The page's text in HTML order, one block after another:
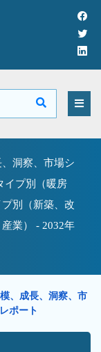
洞察、市場シ
イプ別（暖房
別（新築、改
業） - 2032年
、成長、洞察、市
ポート